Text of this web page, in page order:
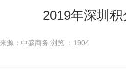
2019年深圳
来源：中盛商务 浏览 ： 1904